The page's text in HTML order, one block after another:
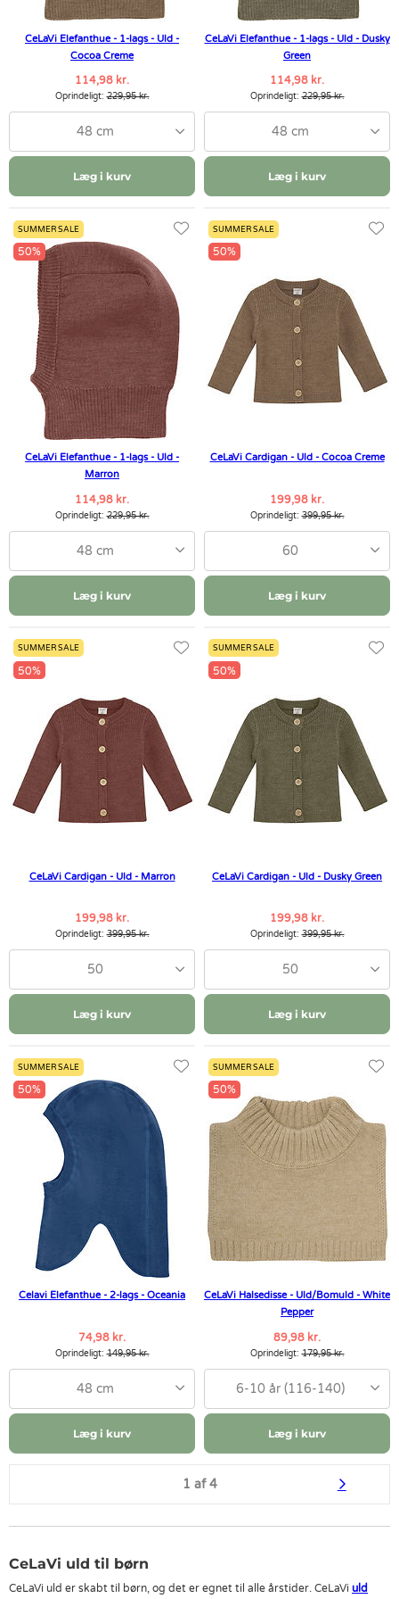
CeLaVi Elefanthue - 1-lags - Uld -
Cocoa Creme
114,98 kr.
Oprindeligt:229,95 kr.
48 cm
Læg i kurv
CeLaVi Elefanthue - 1-lags - Uld - Dusky
Green
114,98 kr.
Oprindeligt:229,95 kr.
48 cm
Læg i kurv
SUMMER SALE
50%
CeLaVi Elefanthue - 1-lags - Uld -
Marron
114,98 kr.
Oprindeligt:229,95 kr.
48 cm
Læg i kurv
SUMMER SALE
50%
CeLaVi Cardigan - Uld - Cocoa Creme
199,98 kr.
Oprindeligt:399,95 kr.
60
Læg i kurv
SUMMER SALE
50%
CeLaVi Cardigan - Uld - Marron
199,98 kr.
Oprindeligt:399,95 kr.
50
Læg i kurv
SUMMER SALE
50%
CeLaVi Cardigan - Uld - Dusky Green
199,98 kr.
Oprindeligt:399,95 kr.
50
Læg i kurv
SUMMER SALE
50%
Celavi Elefanthue - 2-lags - Oceania
74,98 kr.
Oprindeligt:149,95 kr.
48 cm
Læg i kurv
SUMMER SALE
50%
CeLaVi Halsedisse - Uld/Bomuld - White
Pepper
89,98 kr.
Oprindeligt:179,95 kr.
6-10 år (116-140)
Læg i kurv
1 af 4
CeLaVi uld til børn
CeLaVi uld er skabt til børn, og det er egnet til alle årstider. CeLaVi uld